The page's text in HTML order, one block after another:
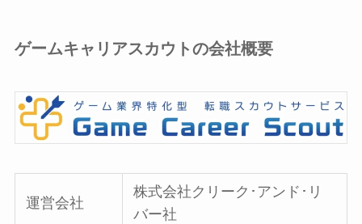
ゲームキャリアスカウトの会社概要
運営会社
株式会社クリーク･アンド･リ
バー社